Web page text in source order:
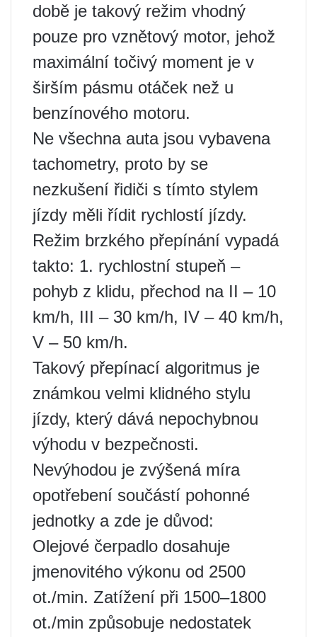
době je takový režim vhodný
pouze pro vznětový motor, jehož
maximální točivý moment je v
širším pásmu otáček než u
benzínového motoru.
Ne všechna auta jsou vybavena
tachometry, proto by se
nezkušení řidiči s tímto stylem
jízdy měli řídit rychlostí jízdy.
Režim brzkého přepínání vypadá
takto: 1. rychlostní stupeň –
pohyb z klidu, přechod na II – 10
km/h, III – 30 km/h, IV – 40 km/h,
V – 50 km/h.
Takový přepínací algoritmus je
známkou velmi klidného stylu
jízdy, který dává nepochybnou
výhodu v bezpečnosti.
Nevýhodou je zvýšená míra
opotřebení součástí pohonné
jednotky a zde je důvod:
Olejové čerpadlo dosahuje
jmenovitého výkonu od 2500
ot./min. Zatížení při 1500–1800
ot./min způsobuje nedostatek